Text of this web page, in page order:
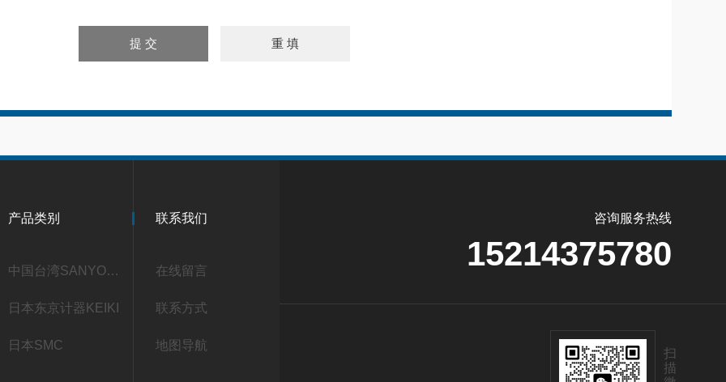
产品类别
中国台湾SANYOU三友
日本东京计器KEIKI
日本SMC
联系我们
在线留言
联系方式
地图导航
咨询服务热线
15214375780
扫
描